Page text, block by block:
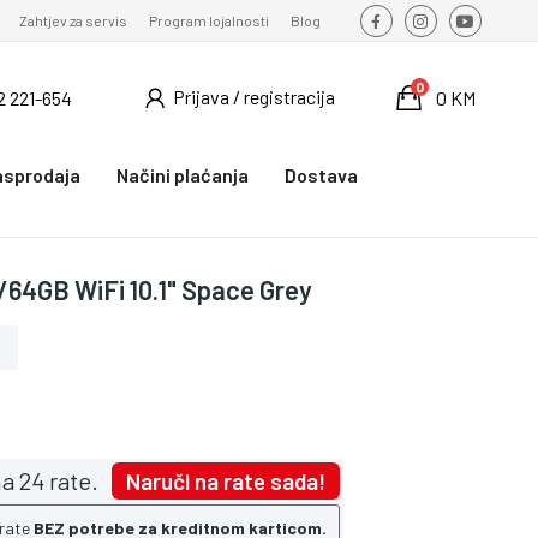
Zahtjev za servis Program lojalnosti Blog
221-654 Prijava / registracija 0 KM
0
Načini plaćanja
Dostava
WiFi 10.1" Space Grey
24 rate. Naruči na rate sada!
BEZ potrebe za kreditnom karticom.